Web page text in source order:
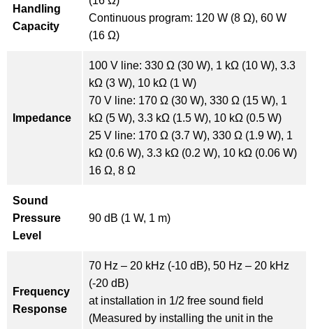
Handling
Capacity
Continuous program: 120 W (8 Ω), 60 W
(16 Ω)
Impedance
100 V line: 330 Ω (30 W), 1 kΩ (10 W), 3.3
kΩ (3 W), 10 kΩ (1 W)
70 V line: 170 Ω (30 W), 330 Ω (15 W), 1
kΩ (5 W), 3.3 kΩ (1.5 W), 10 kΩ (0.5 W)
25 V line: 170 Ω (3.7 W), 330 Ω (1.9 W), 1
kΩ (0.6 W), 3.3 kΩ (0.2 W), 10 kΩ (0.06 W)
16 Ω, 8 Ω
Sound
Pressure
Level
90 dB (1 W, 1 m)
Frequency
Response
70 Hz – 20 kHz (-10 dB), 50 Hz – 20 kHz
(-20 dB)
at installation in 1/2 free sound field
(Measured by installing the unit in the